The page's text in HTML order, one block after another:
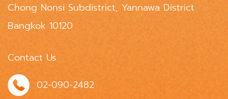
Chong Nonsi Subdistrict, Yannawa District
Bangkok 10120
Contact Us
02-090-2482